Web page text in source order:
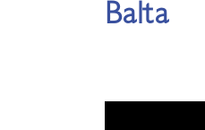
Balta